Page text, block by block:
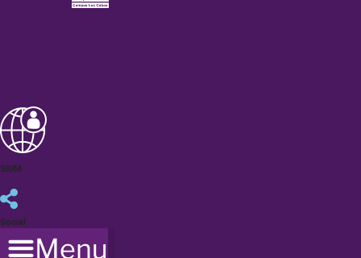
SIUM
Social
Menu